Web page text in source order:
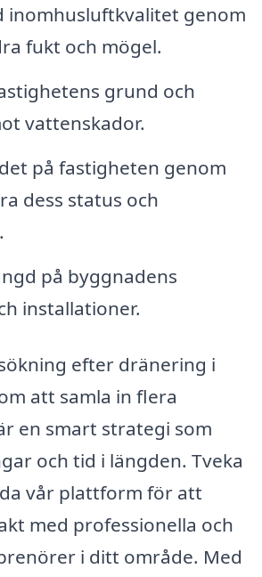
inomhusluftkvalitet genom
fukt och mögel.
grund och
vattenskador.
på fastigheten genom
dess status och
på byggnadens
installationer.
efter dränering i
att samla in flera
en smart strategi som
och tid i längden. Tveka
vår plattform för att
med professionella och
i ditt område. Med